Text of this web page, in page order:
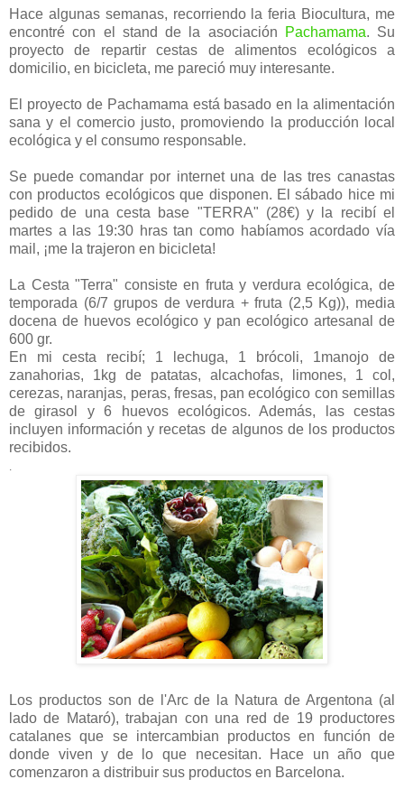
Hace algunas semanas, recorriendo la feria Biocultura, me
encontré con el stand de la asociación
Pachamama. Su
proyecto de repartir cestas de alimentos ecológicos a
domicilio, en bicicleta, me pareció muy interesante.
El proyecto de Pachamama está basado en la alimentación
sana y el comercio justo, promoviendo la producción local
ecológica y el consumo responsable.
Se puede comandar por internet una de las tres canastas
con productos ecológicos que disponen. El sábado hice mi
pedido de una cesta base "TERRA" (28€) y la recibí el
martes a las 19:30 hras tan como habíamos acordado vía
mail, ¡me la trajeron en bicicleta!
La Cesta "Terra" consiste en fruta y verdura ecológica, de
temporada (6/7 grupos de verdura + fruta (2,5 Kg)), media
docena de huevos ecológico y pan ecológico artesanal de
600 gr.
En mi cesta recibí; 1 lechuga, 1 brócoli, 1manojo de
zanahorias, 1kg de patatas, alcachofas, limones, 1 col,
cerezas, naranjas, peras, fresas, pan ecológico con semillas
de girasol y 6 huevos ecológicos. Además, las cestas
incluyen información y recetas de algunos de los productos
recibidos.
.
Los productos son de l'Arc de la Natura de Argentona (al
lado de Mataró), trabajan con una red de 19 productores
catalanes que se intercambian productos en función de
donde viven y de lo que necesitan. Hace un año que
comenzaron a distribuir sus productos en Barcelona.